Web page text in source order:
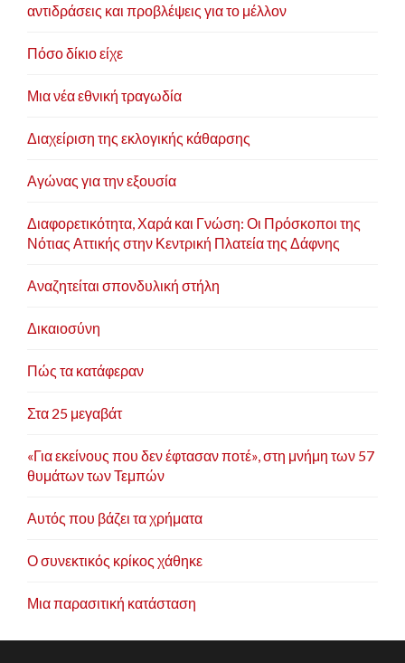
αντιδράσεις και προβλέψεις για το μέλλον
Πόσο δίκιο είχε
Μια νέα εθνική τραγωδία
Διαχείριση της εκλογικής κάθαρσης
Αγώνας για την εξουσία
Διαφορετικότητα, Χαρά και Γνώση: Οι Πρόσκοποι της
Νότιας Αττικής στην Κεντρική Πλατεία της Δάφνης
Αναζητείται σπονδυλική στήλη
Δικαιοσύνη
Πώς τα κατάφεραν
Στα 25 μεγαβάτ
«Για εκείνους που δεν έφτασαν ποτέ», στη μνήμη των 57
θυμάτων των Τεμπών
Αυτός που βάζει τα χρήματα
Ο συνεκτικός κρίκος χάθηκε
Μια παρασιτική κατάσταση